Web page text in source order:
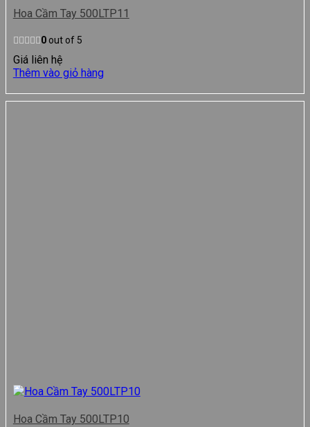
Hoa Cầm Tay 500LTP11
0out of 5
Giá liên hệ
Thêm vào giỏ hàng
Hoa Cầm Tay 500LTP10